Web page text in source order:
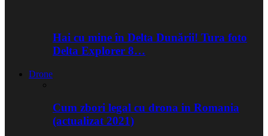
Hai cu mine în Delta Dunării! Tura foto
Delta Explorer 8…
Drone
Cum zbori legal cu drona in Romania
(actualizat 2021)